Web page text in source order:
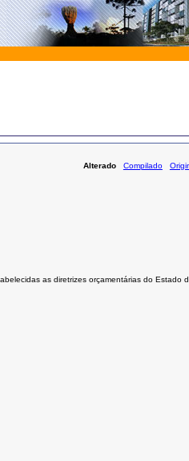
Alterado Compilado
as diretrizes orçamentárias do Estado